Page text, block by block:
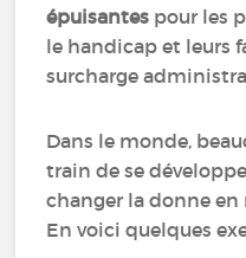
épuisantes pour les
le handicap et leurs
surcharge
Dans le monde,
train de se
changer la donne
En voici quelques